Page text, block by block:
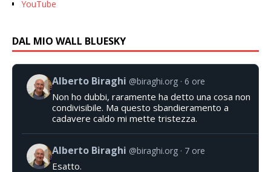
YouTube
DAL MIO WALL BLUESKY
Alberto Biraghi @biraghi.org 6 ore
Non ho dubbi, raramente ha detto una cosa non
condivisibile. Ma questo sbandieramento a
cadavere caldo mi mette tristezza.
Alberto Biraghi @biraghi.org 7 ore
Esatto.